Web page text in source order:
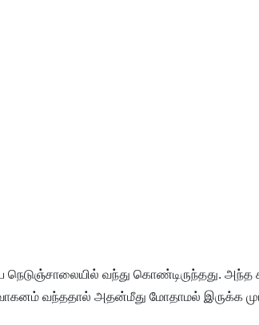
நெடுஞ்சாலையில் வந்து கொண்டிருந்தது.
வந்ததால் அதன்மீது மோதாமல் இருக்க